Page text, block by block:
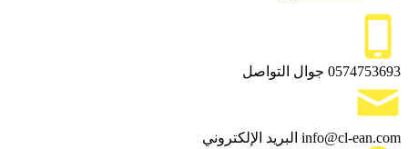
0574753693 جوال التواصل
info@cl-ean.com البريد الإلكتروني